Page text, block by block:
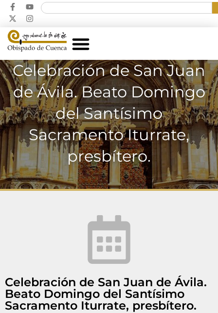
Celebración de San Juan
de Ávila. Beato Domingo
del Santísimo
Sacramento Iturrate,
presbítero.
Celebración de San Juan de Ávila.
Beato Domingo del Santísimo
Sacramento Iturrate, presbítero.